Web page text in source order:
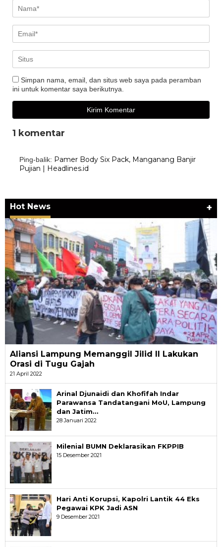
Simpan nama, email, dan situs web saya pada peramban
ini untuk komentar saya berikutnya.
1 komentar
Ping-balik: Pamer Body Six Pack, Manganang Banjir
Pujian | Headlines.id
Hot News +
Aliansi Lampung Memanggil Jilid II Lakukan
Orasi di Tugu Gajah
21 April 2022
Arinal Djunaidi dan Khofifah Indar
Parawansa Tandatangani MoU, Lampung
dan Jatim…
28 Januari 2022
Milenial BUMN Deklarasikan FKPPIB
15 Desember 2021
Hari Anti Korupsi, Kapolri Lantik 44 Eks
Pegawai KPK Jadi ASN
9 Desember 2021